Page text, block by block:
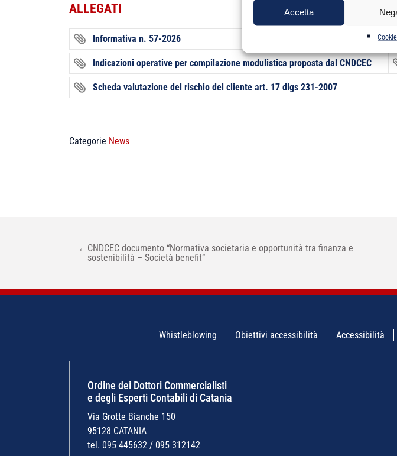
Accetta
ALLEGATI
Informativa n. 57-2026
Indicazioni operative per compilazione modulistica proposta dal CNDCEC
Scheda valutazione del rischio del cliente art. 17 dlgs 231-2007
Categorie News
← CNDCEC documento “Normativa societaria e opportunità tra finanza e
sostenibilità – Società benefit”
Whistleblowing Obiettivi accessibilità Accessibilità
Ordine dei Dottori Commercialisti
e degli Esperti Contabili di Catania
Via Grotte Bianche 150
95128 CATANIA
tel. 095 445632 / 095 312142